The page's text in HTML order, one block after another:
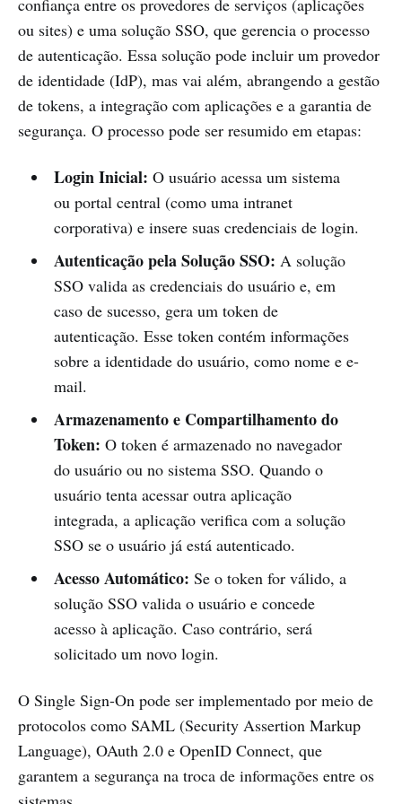
confiança entre os provedores de serviços (aplicações
ou sites) e uma solução SSO, que gerencia o processo
de autenticação. Essa solução pode incluir um provedor
de identidade (IdP), mas vai além, abrangendo a gestão
de tokens, a integração com aplicações e a garantia de
segurança. O processo pode ser resumido em etapas:
Login Inicial: O usuário acessa um sistema
ou portal central (como uma intranet
corporativa) e insere suas credenciais de login.
Autenticação pela Solução SSO: A solução
SSO valida as credenciais do usuário e, em
caso de sucesso, gera um token de
autenticação. Esse token contém informações
sobre a identidade do usuário, como nome e e-
mail.
Armazenamento e Compartilhamento do
Token: O token é armazenado no navegador
do usuário ou no sistema SSO. Quando o
usuário tenta acessar outra aplicação
integrada, a aplicação verifica com a solução
SSO se o usuário já está autenticado.
Acesso Automático: Se o token for válido, a
solução SSO valida o usuário e concede
acesso à aplicação. Caso contrário, será
solicitado um novo login.
O Single Sign-On pode ser implementado por meio de
protocolos como SAML (Security Assertion Markup
Language), OAuth 2.0 e OpenID Connect, que
garantem a segurança na troca de informações entre os